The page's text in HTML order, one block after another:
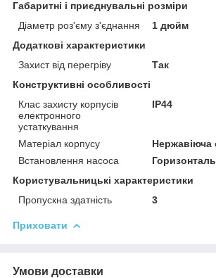
Габаритні і приєднувальні розміри
Діаметр роз'єму з'єднання
1 дюйм
Додаткові характеристики
Захист від перегріву
Так
Конструктивні особливості
Клас захисту корпусів
електронного
устаткування
IP44
Матеріал корпусу
Нержавіюча
Встановлення насоса
Користувальницькі характеристики
Пропускна здатність
3
Приховати
Умови доставки